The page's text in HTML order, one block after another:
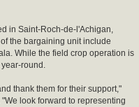
in Saint-Roch-de-l'Achigan,
the bargaining unit include
While the field crop operation is
round.
thank them for their support,"
look forward to representing